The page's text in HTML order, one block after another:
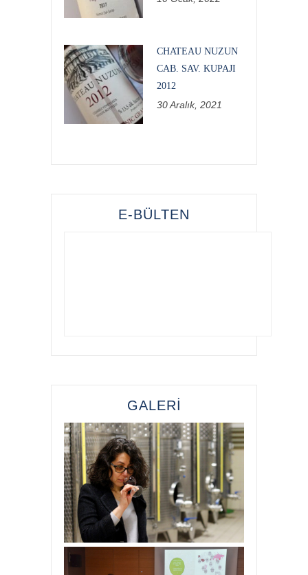
CHATEAU NUZUN
CAB. SAV. KUPAJI
2012
30 Aralık, 2021
E-BÜLTEN
GALERİ